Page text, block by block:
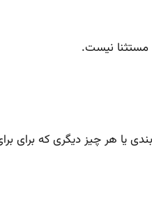
مستثنا نیست.
یا هر چیز دیگری که برای